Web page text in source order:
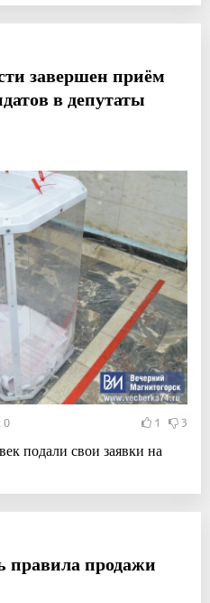
завершен приём
в депутаты
0 1 3
подали свои заявки на
правила продажи